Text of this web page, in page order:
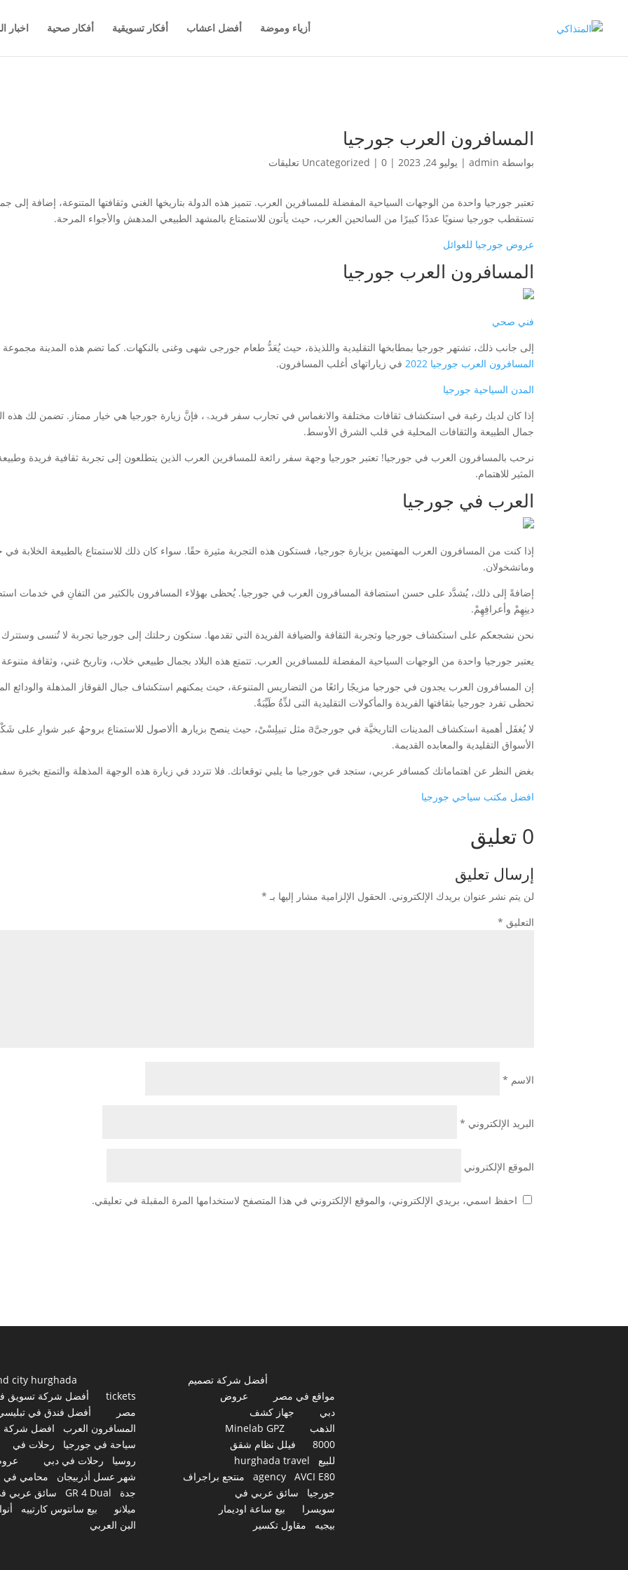
أزياء وموضة أفضل اعشاب أفكار تسويقية أفكار صحية اخبار
المسافرون العرب جورجيا
بواسطة admin
| يوليو 24, 2023 |
Uncategorized | 0 تعليقات
تعتبر جورجيا واحدة من الوجهات السياحية المفضلة للمسافرين العرب. تتميز هذه الدولة بتاريخها الغني وثقافتها المتنوعة، إضافة إلى
تستقطب جورجيا سنويًا عددًا كبيرًا من السائحين العرب، حيث يأتون للاستمتاع بالمشهد الطبيعي المدهش والأجواء المرحة.
عروض جورجيا للعوائل
المسافرون العرب جورجيا
فني صحي
إلى جانب ذلك، تشتهر جورجيا بمطابخها التقليدية واللذيذة، حيث يُعَدُّ طعام جورجى شهى وغنى بالنكهات. كما تضم هذه المدينة مجموعة
المسافرون العرب جورجيا 2022
في زیاراتھای أغلب المسافرون.
المدن السياحية جورجيا
إذا كان لديك رغبة في استكشاف ثقافات مختلفة والانغماس في تجارب سفر فریدۃ، فإنَّ زيارة جورجيا هي خيار ممتاز. تضمن لك هذه
جمال الطبيعة والثقافات المحلية في قلب الشرق الأوسط.
نرحب بالمسافرون العرب في جورجيا! تعتبر جورجيا وجهة سفر رائعة للمسافرين العرب الذين يتطلعون إلى تجربة ثقافية فريدة وطبيعة
المثير للاهتمام.
العرب في جورجيا
إذا كنت من المسافرون العرب المهتمين بزيارة جورجيا، فستكون هذه التجربة مثيرة حقًا. سواء كان ذلك للاستمتاع بالطبيعة الخلابة في
وماتشخولان.
إضافةً إلى ذلك، يُشدَّد على حسن استضافة المسافرون العرب في جورجيا. يُحظى بهؤلاء المسافرون بالكثير من التفانِ في خدمات
دینِهِمْ وأعرافِهِمْ.
نحن نشجعكم على استكشاف جورجيا وتجربة الثقافة والضيافة الفريدة التي تقدمها. ستكون رحلتك إلى جورجيا تجربة لا تُنسى
يعتبر جورجيا واحدة من الوجهات السياحية المفضلة للمسافرين العرب. تتمتع هذه البلاد بجمال طبيعي خلاب، وتاريخ غني، وثقافة
إن المسافرون العرب يجدون في جورجيا مزيجًا رائعًا من التضاريس المتنوعة، حيث يمكنهم استكشاف جبال القوقاز المذهلة والودائع
تحظى تفرد جورجيا بثقافتها الفريدة والمأكولات التقليدية التى لذِّةُ طَیِّبَةٌ.
الأسواق التقليدية والمعابده القديمة.
بغض النظر عن اهتماماتك كمسافر عربي، ستجد في جورجيا ما يلبي توقعاتك. فلا تتردد في زيارة هذه الوجهة المذهلة والتمتع بخبرة
افضل مكتب سياحي جورجيا
0 تعليق
إرسال تعليق
لن يتم نشر عنوان بريدك الإلكتروني. الحقول الإلزامية مشار إليها بـ *
التعليق *
الاسم *
البريد الإلكتروني *
الموقع الإلكتروني
احفظ اسمي، بريدي الإلكتروني، والموقع الإلكتروني في هذا المتصفح لاستخدامها المرة المقبلة في تعليقي.
city hurghada
tickets
أفضل شركة تسويق
مصر
أفضل فندق في
المسافرون العرب
افضل شركة
سياحة في جورجيا
رحلات في
روسيا
رحلات في دبي
شهر عسل أذربيجان
محامي في
جدة
GR 4 Dual
سائق عربي
ميلانو
بيع سانتوس كارتييه
البن العربي
أفضل شركة تصميم
مواقع في مصر
عروض
دبي
جهاز كشف
الذهب
Minelab GPZ
8000
فيلل نظام شقق
للبيع
hurghada travel
agency
AVCI E80
منتجع براجراف
جورجيا
سائق عربي في
سويسرا
بيع ساعة اوديمار
بيجيه
مقاول تكسير